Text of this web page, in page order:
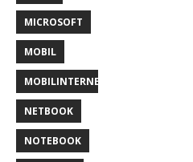
MICROSOFT
MOBIL
MOBILINTERNET
NETBOOK
NOTEBOOK